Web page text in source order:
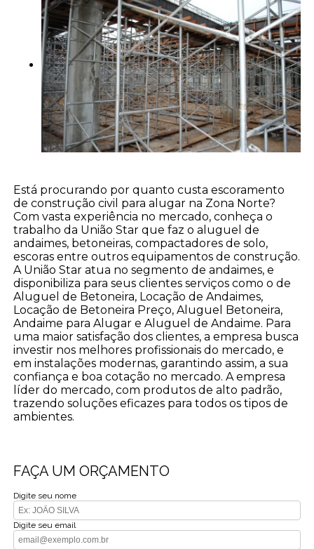
Está procurando por quanto custa escoramento
de construção civil para alugar na Zona Norte?
Com vasta experiência no mercado, conheça o
trabalho da União Star que faz o aluguel de
andaimes, betoneiras, compactadores de solo,
escoras entre outros equipamentos de construção.
A União Star atua no segmento de andaimes, e
disponibiliza para seus clientes serviços como o de
Aluguel de Betoneira, Locação de Andaimes,
Locação de Betoneira Preço, Aluguel Betoneira,
Andaime para Alugar e Aluguel de Andaime. Para
uma maior satisfação dos clientes, a empresa busca
investir nos melhores profissionais do mercado, e
em instalações modernas, garantindo assim, a sua
confiança e boa cotação no mercado. A empresa
líder do mercado, com produtos de alto padrão,
trazendo soluções eficazes para todos os tipos de
ambientes.
FAÇA UM ORÇAMENTO
Digite seu nome
Digite seu email